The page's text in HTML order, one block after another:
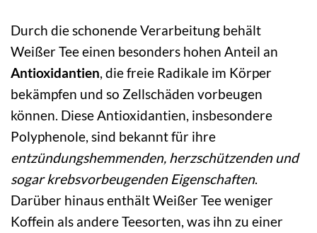
Durch die schonende Verarbeitung behält
Weißer Tee einen besonders hohen Anteil an
Antioxidantien, die freie Radikale im Körper
bekämpfen und so Zellschäden vorbeugen
können. Diese Antioxidantien, insbesondere
Polyphenole, sind bekannt für ihre
entzündungshemmenden, herzschützenden und
sogar krebsvorbeugenden Eigenschaften.
Darüber hinaus enthält Weißer Tee weniger
Koffein als andere Teesorten, was ihn zu einer